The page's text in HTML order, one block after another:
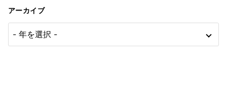
アーカイブ